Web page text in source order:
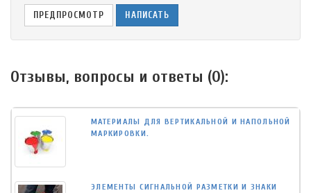
Отзывы, вопросы и ответы (0):
МАТЕРИАЛЫ ДЛЯ ВЕРТИКАЛЬНОЙ И НАПОЛЬНОЙ
МАРКИРОВКИ.
ЭЛЕМЕНТЫ СИГНАЛЬНОЙ РАЗМЕТКИ И ЗНАКИ